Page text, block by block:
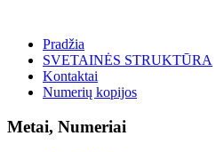
Pradžia
SVETAINĖS STRUKTŪRA
Kontaktai
Numerių kopijos
Metai, Numeriai